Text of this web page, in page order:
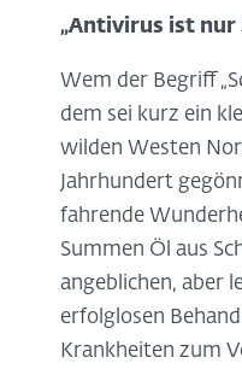
„Antivirus ist nur
Wem der Begriff
dem sei kurz ein
wilden Westen
Jahrhundert
fahrende
Summen Öl aus
angeblichen, aber
erfolglosen
Krankheiten zum